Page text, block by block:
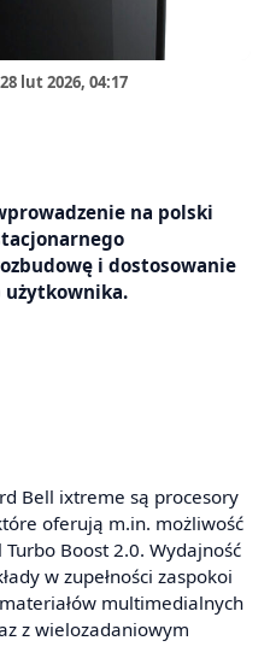
28 lut 2026, 04:17
na polski
i dostosowanie
Bell ixtreme są procesory
oferują m.in. możliwość
Boost 2.0. Wydajność
w zupełności zaspokoi
multimedialnych
z wielozadaniowym